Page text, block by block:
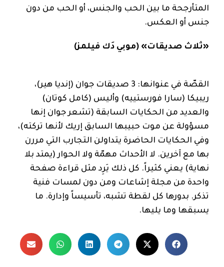
المتأرجحة ما بين الحب والجنس، أو الحب من دون
جنس أو العكس.
«ثلاث صديقات» (موبي دَك فيلمز)
القصّة في عنوانها: 3 صديقات جوان (إنديا هير)،
ريبيكا (سارا فورستييه) وأليس (كامل كوتان)
والعديد من الحكايات السابقة (تشعر جوان إنها
مسؤولة عن موت حبيبها السابق إريك لأنها تركته)،
وفي الحكايات الحاضرة يتداولن التجارب التي مررن
بها مع آخرين. لا الأحداث مهمّة ولا الحوار (يمتد بلا
نهاية) يعني كثيراً. كل ذلك يَرِد مثل قراءة صفحة
واحدة من مجلة إشاعات ومن دون لمسات فنية
تذكر. بدورها كل لقطة تشبه، تأسيساً وإدارة. ما
يسبقها وما يليها.